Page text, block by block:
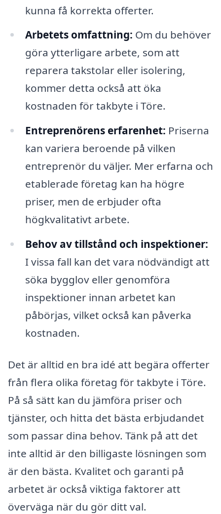
kunna få korrekta offerter.
Arbetets omfattning: Om du behöver
göra ytterligare arbete, som att
reparera takstolar eller isolering,
kommer detta också att öka
kostnaden för takbyte i Töre.
Entreprenörens erfarenhet: Priserna
kan variera beroende på vilken
entreprenör du väljer. Mer erfarna och
etablerade företag kan ha högre
priser, men de erbjuder ofta
högkvalitativt arbete.
Behov av tillstånd och inspektioner:
I vissa fall kan det vara nödvändigt att
söka bygglov eller genomföra
inspektioner innan arbetet kan
påbörjas, vilket också kan påverka
kostnaden.
Det är alltid en bra idé att begära offerter
från flera olika företag för takbyte i Töre.
På så sätt kan du jämföra priser och
tjänster, och hitta det bästa erbjudandet
som passar dina behov. Tänk på att det
inte alltid är den billigaste lösningen som
är den bästa. Kvalitet och garanti på
arbetet är också viktiga faktorer att
överväga när du gör ditt val.